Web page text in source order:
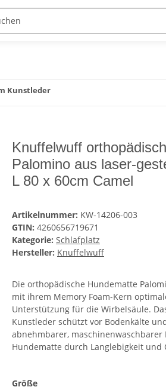
Kunstleder
Knuffelwuff
Palomino aus laser-
L 80 x 60cm Camel
Artikelnummer: KW-14206-003
GTIN: 4260656719671
Kategorie: Schlafplatz
Hersteller: Knuffelwuff
Die orthopädische Hundematte
mit ihrem Memory Foam-Kern
Unterstützung für die Wirbelsäule.
Kunstleder schützt vor Bodenkälte
abnehmbarer, maschinenwaschbarer
Hundematte durch Langlebigkeit und
Größe